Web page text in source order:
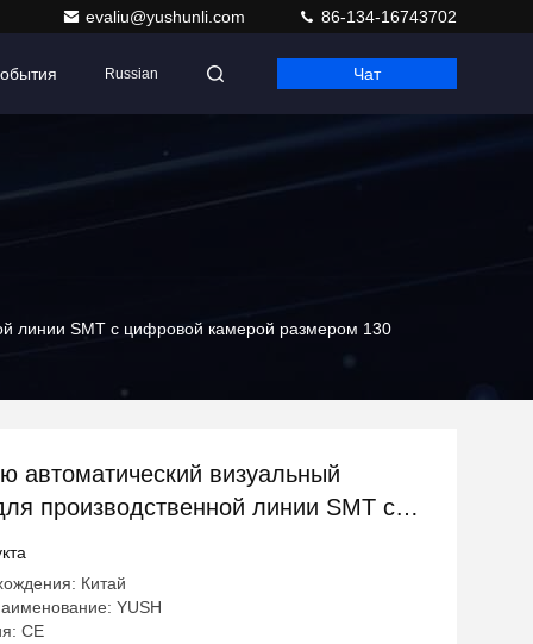
evaliu@yushunli.com 86-134-16743702
Russian Чат
линии SMT с цифровой камерой размером 130
автоматический визуальный
производственной линии SMT с
повторного положения ± 0,009 мм
Китай
YUSH
CE